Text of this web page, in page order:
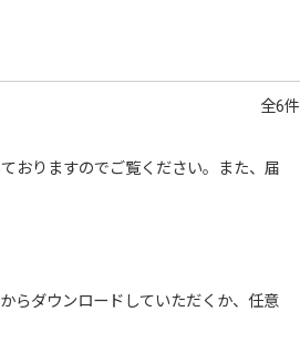
全6件
おりますのでご覧ください。また、届
らダウンロードしていただくか、任意